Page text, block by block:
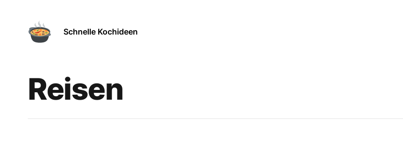
Schnelle Kochideen
Reisen